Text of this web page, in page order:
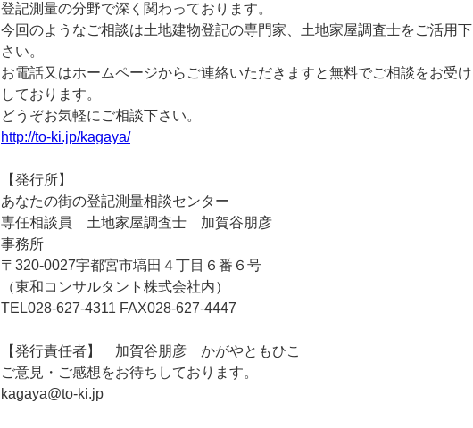
登記測量の分野で深く関わっております。
今回のようなご相談は土地建物登記の専門家、土地家屋調査士をご活用下
さい。
お電話又はホームページからご連絡いただきますと無料でご相談をお受け
しております。
どうぞお気軽にご相談下さい。
http://to-ki.jp/kagaya/
【発行所】
あなたの街の登記測量相談センター
専任相談員 土地家屋調査士 加賀谷朋彦
事務所
〒320-0027宇都宮市塙田４丁目６番６号
（東和コンサルタント株式会社内）
TEL028-627-4311 FAX028-627-4447
【発行責任者】 加賀谷朋彦 かがやともひこ
ご意見・ご感想をお待ちしております。
kagaya@to-ki.jp